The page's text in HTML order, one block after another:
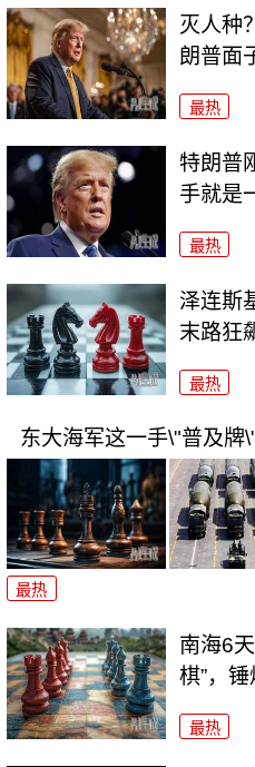
灭人种
朗普面
最热
特朗普
手就是
最热
泽连斯
末路狂
最热
东大海军这一手\"普及牌
最热
南海6
棋”，锤
最热